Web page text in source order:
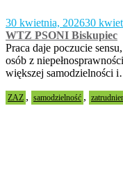
30 kwietnia, 202630
WTZ PSONI Biskupiec
Praca daje poczucie
osób z
większej samodzielności
ZAZ , samodzielność ,